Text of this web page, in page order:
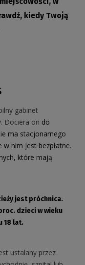
kiedy Twoją
gabinet
Dociera on do
ma stacjonarnego
nim jest bezpłatne.
które mają
jest próchnica.
dzieci w wieku
18 lat.
ustalany przez